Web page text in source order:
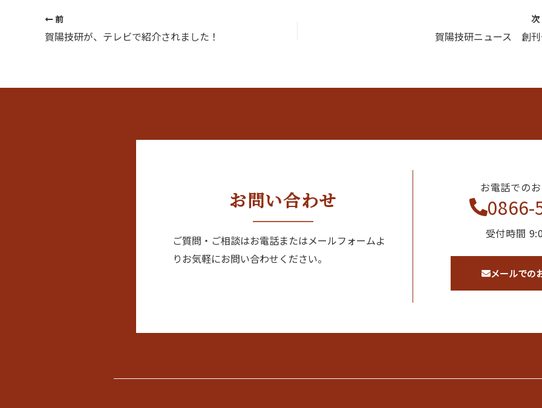
前
賀陽技研が、テレビで紹介されました！
次
賀陽技研ニュース 創
お問い合わせ
ご質問・ご相談はお電話またはメールフォームよ
りお気軽にお問い合わせください。
お電話での
0866-
受付時間
メールでの